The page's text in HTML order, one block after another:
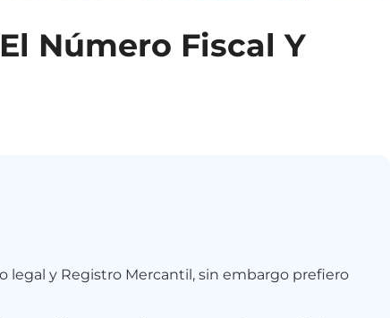
Número Fiscal Y
legal y Registro Mercantil, sin embargo prefiero